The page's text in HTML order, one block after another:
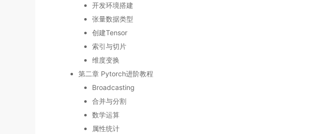
开发环境搭建
张量数据类型
创建Tensor
索引与切片
维度变换
第二章 Pytorch进阶教程
Broadcasting
合并与分割
数学运算
属性统计